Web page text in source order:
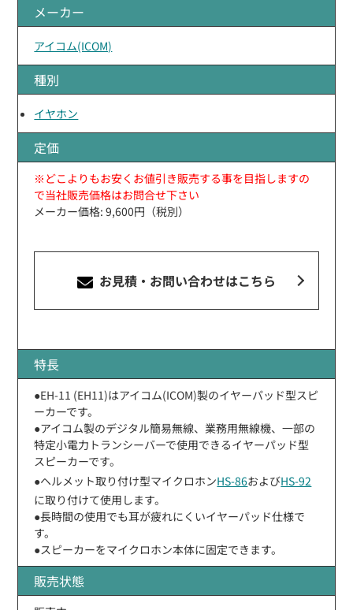
メーカー
アイコム(ICOM)
種別
イヤホン
定価
※どこよりもお安くお値引き販売する事を目指しますの
で当社販売価格はお問合せ下さい
メーカー価格: 9,600円（税別）
お見積・お問い合わせはこちら
特長
●EH-11 (EH11)はアイコム(ICOM)製のイヤーパッド型スピ
ーカーです。
●アイコム製のデジタル簡易無線、業務用無線機、一部の
特定小電力トランシーバーで使用できるイヤーパッド型
スピーカーです。
●ヘルメット取り付け型マイクロホンHS-86およびHS-92
に取り付けて使用します。
●長時間の使用でも耳が疲れにくいイヤーパッド仕様で
す。
●スピーカーをマイクロホン本体に固定できます。
販売状態